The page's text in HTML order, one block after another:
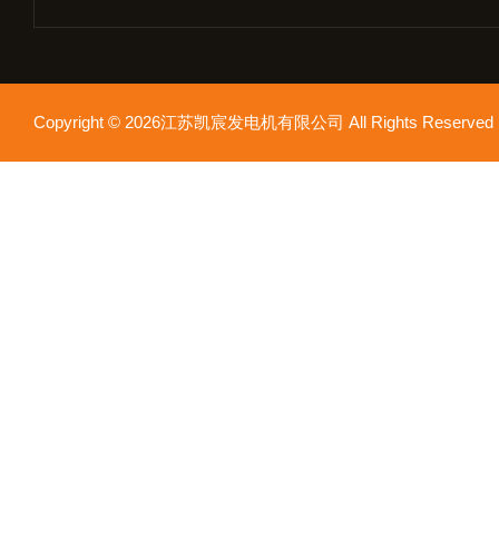
Copyright © 2026江苏凯宸发电机有限公司 All Rights